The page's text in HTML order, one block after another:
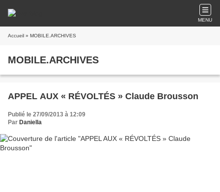
MENU
Accueil » MOBILE.ARCHIVES
MOBILE.ARCHIVES
APPEL AUX « RÉVOLTÉS » Claude Brousson
Publié le 27/09/2013 à 12:09
Par Daniella